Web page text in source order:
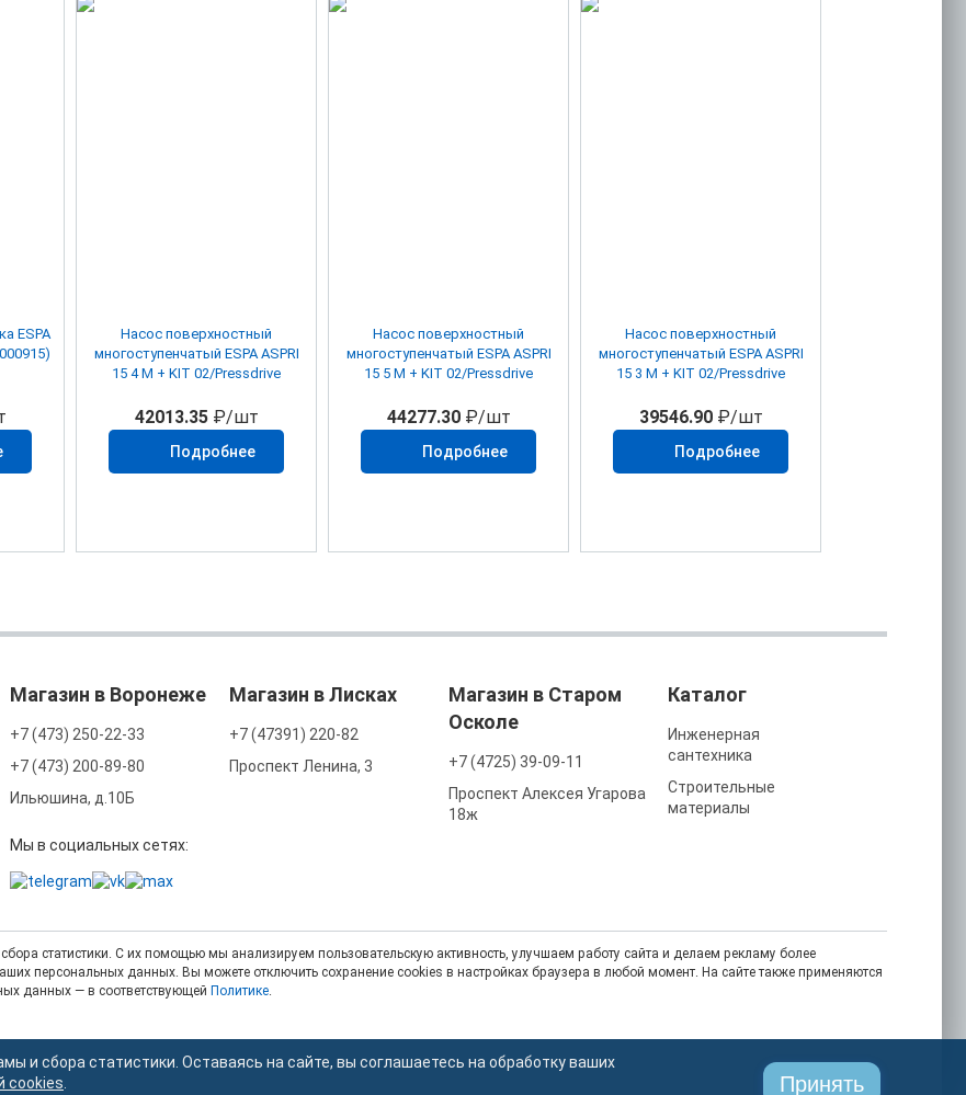
Насос поверхностный
многоступенчатый ESPA ASPRI
15 4 М + KIT 02/Pressdrive
42013.35₽/шт
Подробнее
Насос поверхностный
многоступенчатый ESPA ASPRI
15 5 М + KIT 02/Pressdrive
44277.30₽/шт
Подробнее
Насос поверхностный
многоступенчатый ESPA ASPRI
15 3 М + KIT 02/Pressdrive
39546.90₽/шт
Подробнее
Магазин в Воронеже
+7 (473) 250-22-33
+7 (473) 200-89-80
Ильюшина, д.10Б
Мы в социальных сетях:
Магазин в Лисках
+7 (47391) 220-82
Проспект Ленина, 3
Магазин в Старом
Осколе
+7 (4725) 39-09-11
Проспект Алексея Угарова
18ж
Каталог
Инженерная
сантехника
Строительные
материалы
статистики. С их помощью мы анализируем пользовательскую активность, улучшаем работу сайта и делаем рекламу более
персональных данных. Вы можете отключить сохранение cookies в настройках браузера в любой момент. На сайте также применяются
данных — в соответствующей Политике.
и сбора статистики. Оставаясь на сайте, вы соглашаетесь на обработку ваших
cookies Принять